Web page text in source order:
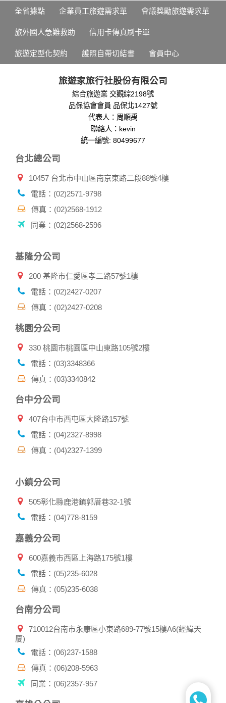
於一般瀏覽時，伺服器會自行記錄相關行徑，包括您使用連線
設備的 IP 位址、使用時間、使用的瀏覽器、瀏覽及點選資料記
用，決不對外公布。
分析，分析結果之統計數據或說明文字呈現，除供內部研究
外，我們會視需要公佈統計數據及說明文字，但不涉及特定個
除非取得您的同意或其他法令之特別規定，本網站絕不會將您
的個人資料揭露予第三人或使用於蒐集目的以外之其他用途。
在您於本網站註冊帳號、使用本網站相關產品、服務、活動或
贈獎時，本網站會收集您的個人識別資料，本網站也可以從商
業夥伴處取得個人資料。
當客戶在本網站註冊時，我們會取得您的姓名、電話、住址、
當您註冊成功，並登入使用我們的服務後，我們即取得您的資
號、電子郵件、出生日期、性別、行業等相關資料，當您註冊
成功，並登入使用我們的服務後，本網站即取得您的資料。
其他除了上述，會保留您在上網瀏覽或查詢時，伺服器自行產
生的相關記錄，包括您使用連線設備的 IP 位址、使用時間、使
的瀏覽器予以標示，歸納使用者瀏覽器在本網站內部所瀏覽的
商，或與連結本網站，也可能蒐集您個人的資料。對於您主動
保護政策，其資料處理措施不適用本網站隱私權保護政策，本
公司不負任何連帶責任。
或電子郵件給您。本公司除了在該資料或電子郵件上註明是由
收這些資料或電子郵件的方法及說明。
資料使用:
本公司不會向任何人出售或出借您的個人識別資料。
資料：
違反本公司旗下網站的會員條款或產品、服務的特定使用指
2.為了保護使用者個人隱私，我們無法為您查詢其他使用者的
帳號資料。若您有相關法律上問題需查閱他人資料時，請務必
有相關資料，以協助調查及破案！
請妥善保管您在本公司及相關企業伙伴網站的帳號、密碼或個
本公司相關企業伙伴網站所提供的服務後，務必記得登出帳戶
或關閉網頁瀏覽器，以防止他人讀取您的個人資料。
問或訂購時，請立即通知本站。
全省據點 企業員工旅遊需求單 會議獎勵旅遊需求單
旅外國人急難救助 信用卡傳真刷卡單
旅遊定型化契約 護照自帶切結書 會員中心
旅遊家旅行社股份有限公司
綜合旅遊業 交觀綜2198號
品保協會會員 品保北1427號
代表人：周順禹
聯絡人：kevin
統一編號: 80499677
台北總公司
10457 台北市中山區南京東路二段88號4樓
電話：(02)2571-9798
傳真：(02)2568-1912
同業：(02)2568-2596
基隆分公司
200 基隆市仁愛區孝二路57號1樓
電話：(02)2427-0207
傳真：(02)2427-0208
桃園分公司
330 桃園市桃園區中山東路105號2樓
電話：(03)3348366
傳真：(03)3340842
台中分公司
407台中市西屯區大隆路157號
電話：(04)2327-8998
傳真：(04)2327-1399
小鎮分公司
505彰化縣鹿港鎮郭厝巷32-1號
電話：(04)778-8159
嘉義分公司
600嘉義市西區上海路175號1樓
電話：(05)235-6028
傳真：(05)235-6038
台南分公司
710012台南市永康區小東路689-77號15樓A6(經緯天
厦)
電話：(06)237-1588
傳真：(06)208-5963
同業：(06)2357-957